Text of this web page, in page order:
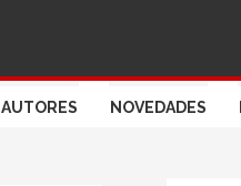
AUTORES NOVEDADES